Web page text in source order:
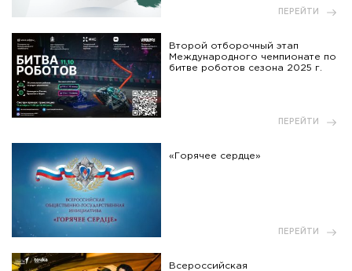
ПЕРЕЙТИ
Второй отборочный этап
Международного чемпионате по
битве роботов сезона 2025 г.
ПЕРЕЙТИ
«Горячее сердце»
ПЕРЕЙТИ
Всероссийская